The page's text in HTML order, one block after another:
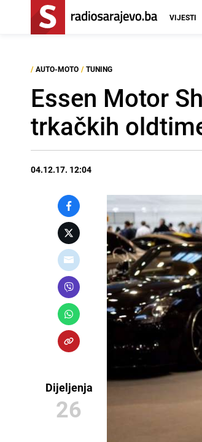
VIJESTI
/ AUTO-MOTO / TUNING
Essen Motor
trkačkih
04.12.17. 12:04
Dijeljenja
26